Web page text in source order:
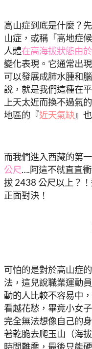
高山症到底是什麼？
山症，或稱「高地症
人體在高海拔狀態由
變化表現。它通常出
可以發展成肺水腫和
說，就是我們這種在
上天太近而換不過氣
地區的『近天氣缺』
而我們進入西藏的第
公尺….阿這不就直直
拔 2438 公尺以上？
正面對決！
可怕的是對於高山症
法，這兒說職業運動
動的人比較不容易中
看越花愁，畢竟小女
完全無法想像自己的
著乾脆去爬玉山（海
時間難喬，最後只能